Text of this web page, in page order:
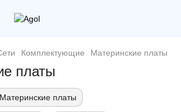
Комплектующие Материнские платы
платы
Материнские платы